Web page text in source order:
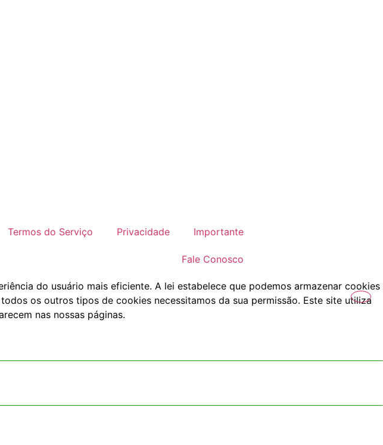
Termos do Serviço Privacidade Importante
Fale Conosco
do usuário mais eficiente. A lei estabelece que podemos armazenar cookies
os outros tipos de cookies necessitamos da sua permissão. Este site utiliza
nas nossas páginas.